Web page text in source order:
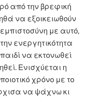
από την βρεφική
να εξοικειωθούν
με αυτό,
ενεργητικότητα
να εκτονωθεί
Ενισχύεται η
χρόνο με το
να ψάχνω κι